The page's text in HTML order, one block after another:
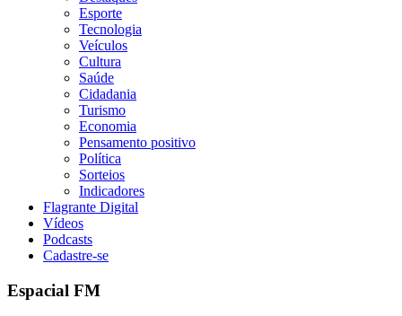
Esporte
Tecnologia
Veículos
Cultura
Saúde
Cidadania
Turismo
Economia
Pensamento positivo
Política
Sorteios
Indicadores
Flagrante Digital
Vídeos
Podcasts
Cadastre-se
Espacial FM